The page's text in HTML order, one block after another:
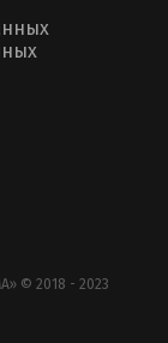
© 2018 - 2023